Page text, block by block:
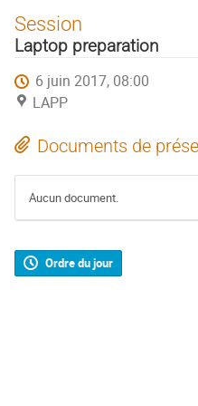
Session
Laptop preparation
6 juin 2017, 08:00
LAPP
Documents de
Aucun document.
Ordre du jour